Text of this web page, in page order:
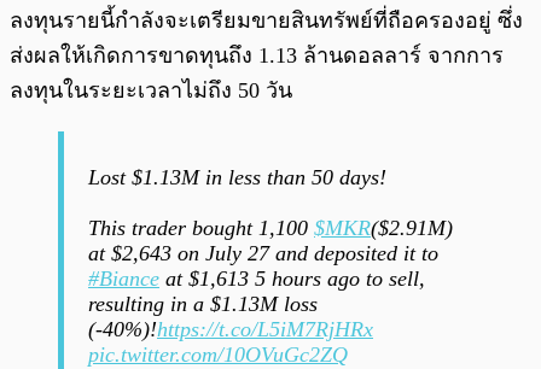
ลงทุนรายนี้กำลังจะเตรียมขายสินทรัพย์ที่ถือครองอยู่ ซึ่ง
ส่งผลให้เกิดการขาดทุนถึง 1.13 ล้านดอลลาร์ จากการ
ลงทุนในระยะเวลาไม่ถึง 50 วัน
Lost $1.13M in less than 50 days!
This trader bought 1,100 $MKR($2.91M)
at $2,643 on July 27 and deposited it to
#Biance at $1,613 5 hours ago to sell,
resulting in a $1.13M loss
(-40%)!https://t.co/L5iM7RjHRx
pic.twitter.com/10OVuGc2ZQ